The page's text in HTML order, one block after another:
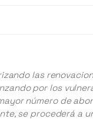
las
por los
número de
se procederá a